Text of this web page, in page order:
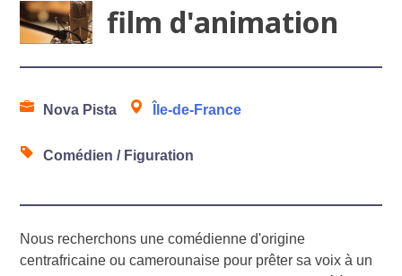
film d'animation
Nova Pista Île-de-France
Comédien / Figuration
Nous recherchons une comédienne d'origine
centrafricaine ou camerounaise pour prêter sa voix à un